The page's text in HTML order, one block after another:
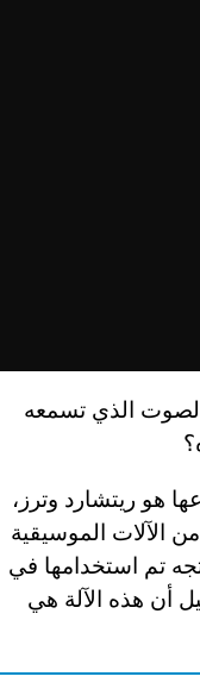
الذي تسمعه
هو ريتشارد وترز،
الآلات الموسيقية
تم استخدامها في
أن هذه الآلة هي